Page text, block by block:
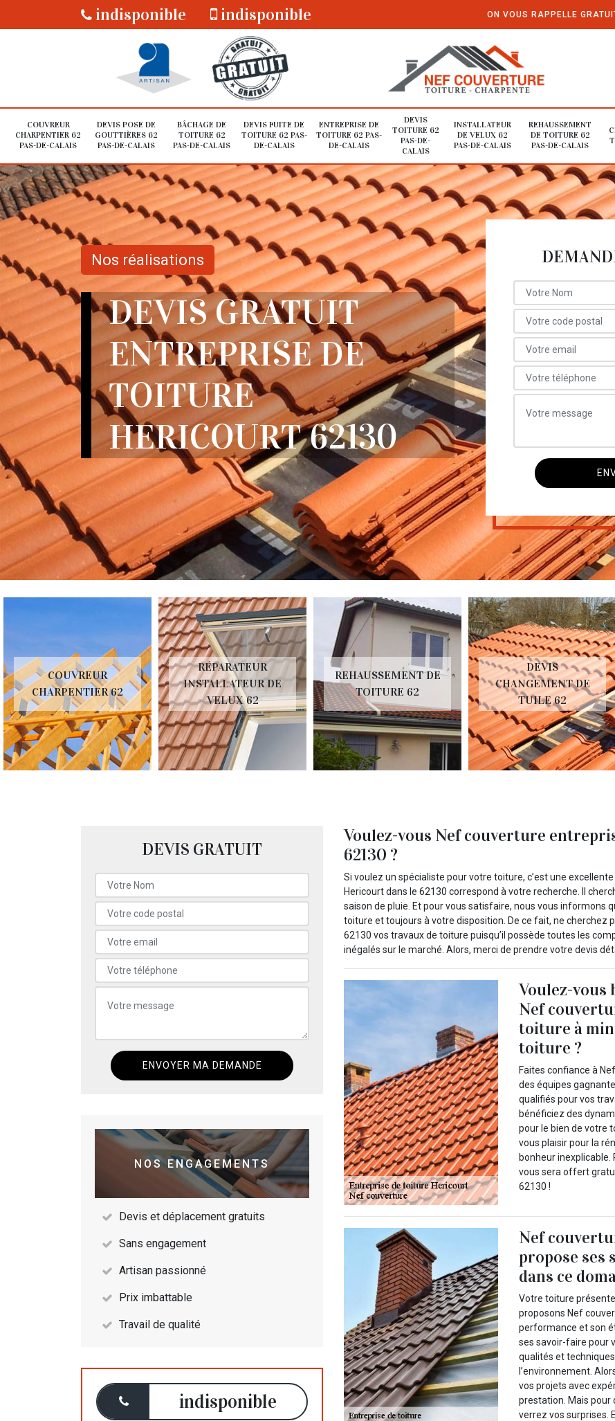
indisponible indisponible ON VOUS RAPPELLE
COUVREUR
CHARPENTIER 62
PAS-DE-CALAIS
DEVIS POSE DE
GOUTTIÈRES 62
PAS-DE-CALAIS
BÂCHAGE DE
TOITURE 62
PAS-DE-CALAIS
DEVIS FUITE DE
TOITURE 62 PAS-
DE-CALAIS
ENTREPRISE DE
TOITURE 62 PAS-
DE-CALAIS
DEVIS
TOITURE 62
PAS-DE-
CALAIS
INSTALLATEUR
DE VELUX 62
PAS-DE-CALAIS
REHAUSSEMENT
DE TOITURE 62
PAS-DE-CALAIS
Nos réalisations
DEVIS GRATUIT
ENTREPRISE DE
TOITURE
HERICOURT 62130
COUVREUR
CHARPENTIER 62
RÉPARATEUR
INSTALLATEUR DE
VELUX 62
REHAUSSEMENT DE
TOITURE 62
DEVIS
CHANGEMENT DE
TUILE 62
DEVIS GRATUIT
NOS ENGAGEMENTS
Devis et déplacement gratuits
Sans engagement
Artisan passionné
Prix imbattable
Travail de qualité
indisponible
Voulez-vous Nef couverture
62130 ?
Si voulez un spécialiste pour votre toiture, c’est une
Hericourt dans le 62130 correspond à votre recherche. Il
saison de pluie. Et pour vous satisfaire, nous vous informons
toiture et toujours à votre disposition. De ce fait, ne cherchez
62130 vos travaux de toiture puisqu’il possède toutes les
inégalés sur le marché. Alors, merci de prendre votre devis
Voulez-vous
Nef
toiture à
toiture ?
Faites confiance à
des équipes
qualifiés pour vos
bénéficiez des
pour le bien de votre
vous plaisir pour la
bonheur
vous sera offert
62130 !
Nef
propose ses
dans ce
Votre toiture
proposons Nef
performance et son
ses savoir-faire pour
qualités et
l’environnement.
vos projets avec
prestation. Mais pour
verrez vos surprises.